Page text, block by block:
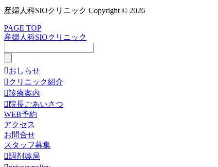
産婦人科SIOクリニック Copyright © 2026
PAGE TOP
産婦人科SIOクリニック
おしらせ
 クリニック紹介
診療案内
 院長ごあいさつ
WEB予約
アクセス
お問合せ
スタッフ募集
調剤薬局